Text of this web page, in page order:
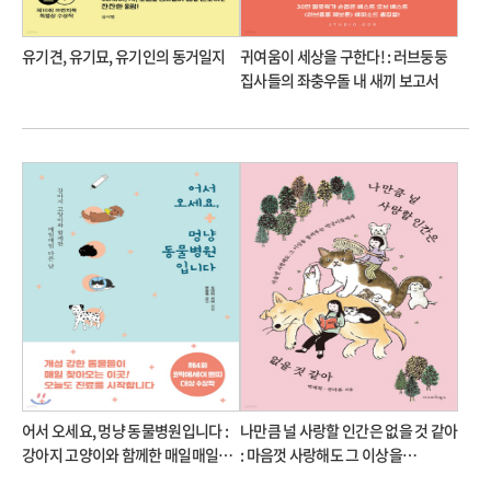
유기견, 유기묘, 유기인의 동거일지
귀여움이 세상을 구한다! : 러브둥둥
집사들의 좌충우돌 내 새끼 보고서
어서 오세요, 멍냥 동물병원입니다 :
강아지 고양이와 함께한 매일매일
나만큼 널 사랑할 인간은 없을 것 같아
: 마음껏 사랑해도 그 이상을